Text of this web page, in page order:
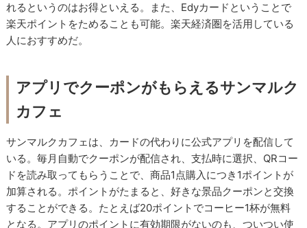
れるというのはお得といえる。また、Edyカードということで
楽天ポイントをためることも可能。楽天経済圏を活用している
人におすすめだ。
アプリでクーポンがもらえるサンマルク
カフェ
サンマルクカフェは、カードの代わりに公式アプリを配信して
いる。毎月自動でクーポンが配信され、支払時に選択、QRコー
ドを読み取ってもらうことで、商品1点購入につき1ポイントが
加算される。ポイントがたまると、好きな景品クーポンと交換
することができる。たとえば20ポイントでコーヒー1杯が無料
となる。アプリのポイントに有効期限がないのも、ついつい使